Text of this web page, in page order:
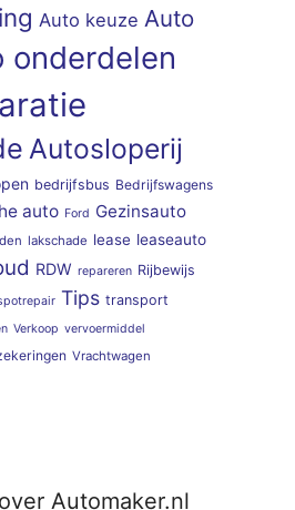
Auto keuze Auto
onderdelen
Autosloperij
bedrijfsbus Bedrijfswagens
auto Ford Gezinsauto
lakschade lease leaseauto
RDW repareren Rijbewijs
Tips transport
Verkoop vervoermiddel
Vrachtwagen
Automaker.nl